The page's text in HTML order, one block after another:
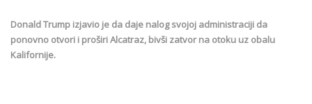
Donald Trump izjavio je da daje nalog svojoj administraciji da
ponovno otvori i proširi Alcatraz, bivši zatvor na otoku uz obalu
Kalifornije.